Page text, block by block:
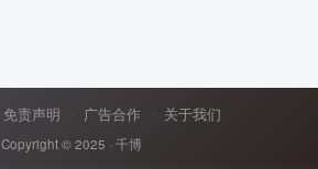
免责声明 广告合作 关于我们
Copyright © 2025 · 千博